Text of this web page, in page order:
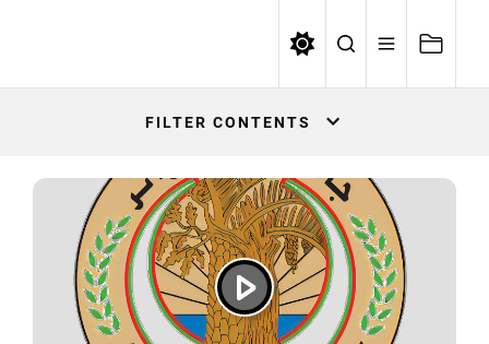
content
WEBTV UNIVERSITE ALGER1
FILTER CONTENTS